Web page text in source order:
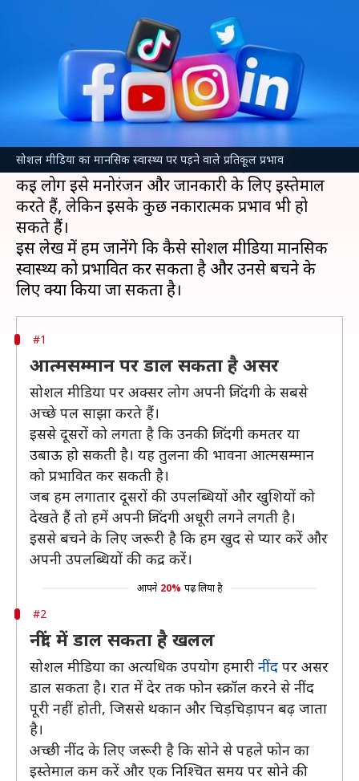
सोशल मीडिया का मानसिक स्वास्थ्य पर पड़ने वाले प्रतिकूल प्रभाव
पर पड़ सकता है बुरा असर, जानें कैसे
Jan 18, 2025 06:32 am
क्या है खबर?
आजकल सोशल मीडिया हमारे जीवन का अहम हिस्सा
बन चुका है, लेकिन क्या आपने कभी सोचा है कि इसका
हमारेमानसिक स्वास्थ्यपर क्या असर पड़ता है?
कई लोग इसे मनोरंजन और जानकारी के लिए इस्तेमाल
करते हैं, लेकिन इसके कुछ नकारात्मक प्रभाव भी हो
सकते हैं।
इस लेख में हम जानेंगे कि कैसे सोशल मीडिया मानसिक
स्वास्थ्य को प्रभावित कर सकता है और उनसे बचने के
#1
आत्मसम्मान पर डाल सकता है असर
सोशल मीडिया पर अक्सर लोग अपनी जिंदगी के सबसे
अच्छे पल साझा करते हैं।
इससे दूसरों को लगता है कि उनकी जिंदगी कमतर या
उबाऊ हो सकती है। यह तुलना की भावना आत्मसम्मान
को प्रभावित कर सकती है।
जब हम लगातार दूसरों की उपलब्धियों और खुशियों को
देखते हैं तो हमें अपनी जिंदगी अधूरी लगने लगती है।
इससे बचने के लिए जरूरी है कि हम खुद से प्यार करें और
अपनी उपलब्धियों की कद्र करें।
आपने 20% पढ़ लिया है
#2
नींद में डाल सकता है खलल
सोशल मीडिया का अत्यधिक उपयोग हमारी नींद पर असर
डाल सकता है। रात में देर तक फोन स्क्रॉल करने से नींद
पूरी नहीं होती, जिससे थकान और चिड़चिड़ापन बढ़ जाता
है।
अच्छी नींद के लिए जरूरी है कि सोने से पहले फोन का
इस्तेमाल कम करें और एक निश्चित समय पर सोने की